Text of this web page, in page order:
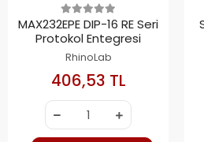
MAX232EPE DIP-16 RE Seri
Protokol Entegresi
RhinoLab
406,53 TL